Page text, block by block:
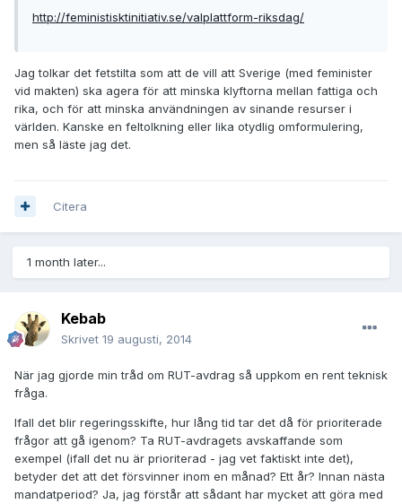
http://feministisktinitiativ.se/valplattform-riksdag/
Jag tolkar det fetstilta som att de vill att Sverige (med feminister
vid makten) ska agera för att minska klyftorna mellan fattiga och
rika, och för att minska användningen av sinande resurser i
världen. Kanske en feltolkning eller lika otydlig omformulering,
men så läste jag det.
Citera
1 month later...
Kebab
Skrivet 19 augusti, 2014
När jag gjorde min tråd om RUT-avdrag så uppkom en rent teknisk
fråga.
Ifall det blir regeringsskifte, hur lång tid tar det då för prioriterade
frågor att gå igenom? Ta RUT-avdragets avskaffande som
exempel (ifall det nu är prioriterad - jag vet faktiskt inte det),
betyder det att det försvinner inom en månad? Ett år? Innan nästa
mandatperiod? Ja, jag förstår att sådant har mycket att göra med